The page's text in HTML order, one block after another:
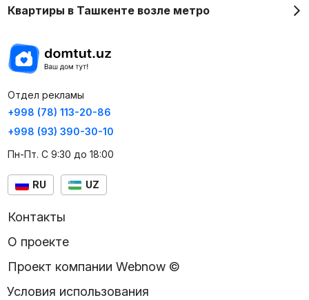
Квартиры в Ташкенте возле метро
Отдел рекламы
+998 (78) 113-20-86
+998 (93) 390-30-10
Пн-Пт. С 9:30 до 18:00
RU UZ
Контакты
О проекте
Проект компании Webnow ©
Условия использования